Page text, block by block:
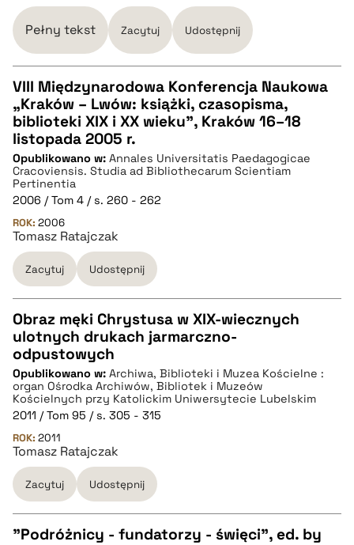
BIBTEX
Pełny tekst Zacytuj Udostępnij
CZYSTY TEKST
pobierz cytat
BIBTEX
pobierz cytat
VIII Międzynarodowa Konferencja Naukowa
„Kraków – Lwów: książki, czasopisma,
biblioteki XIX i XX wieku”, Kraków 16–18
listopada 2005 r.
Opublikowano w: Annales Universitatis Paedagogicae
Cracoviensis. Studia ad Bibliothecarum Scientiam
Pertinentia
2006 / Tom 4 / s. 260 - 262
ROK: 2006
Tomasz Ratajczak
Zacytuj Udostępnij
CZYSTY TEKST
pobierz cytat
BIBTEX
pobierz cytat
Obraz męki Chrystusa w XIX-wiecznych
ulotnych drukach jarmarczno-
odpustowych
Opublikowano w: Archiwa, Biblioteki i Muzea Kościelne :
organ Ośrodka Archiwów, Bibliotek i Muzeów
Kościelnych przy Katolickim Uniwersytecie Lubelskim
2011 / Tom 95 / s. 305 - 315
ROK: 2011
Tomasz Ratajczak
Zacytuj Udostępnij
"Podróżnicy - fundatorzy - święci", ed. by